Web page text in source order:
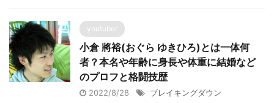
youtuber
小倉 將裕(おぐら ゆきひろ)とは一体何
者？本名や年齢に身長や体重に結婚など
のプロフと格闘技歴
2022/8/28 ブレイキングダウン